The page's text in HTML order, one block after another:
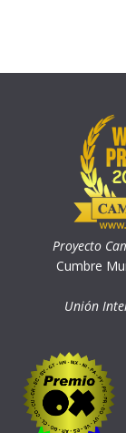
Proyecto
Cumbre
Unión